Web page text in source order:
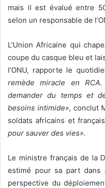
mais il est évalué entre
selon un responsable de
L’Union Africaine qui
coupe du casque bleu et
l’ONU, rapporte le
remède miracle en
demander du temps et
besoins intimide», conclut
soldats africains et
pour sauver des vies».
Le ministre français de la
estimé pour sa part dans
perspective du